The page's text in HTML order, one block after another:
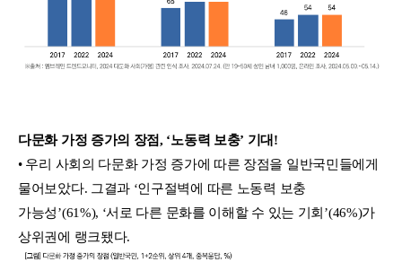
다문화 가정 증가의 장점, ‘노동력 보충’ 기대!
• 우리 사회의 다문화 가정 증가에 따른 장점을 일반국민들에게
물어보았다. 그결과 ‘인구절벽에 따른 노동력 보충
가능성’(61%), ‘서로 다른 문화를 이해할 수 있는 기회’(46%)가
상위권에 랭크됐다.